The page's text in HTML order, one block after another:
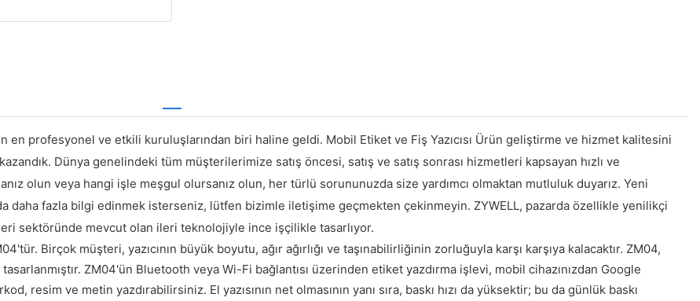
en profesyonel ve etkili kuruluşlarından biri haline geldi. Mobil Etiket ve Fiş Yazıcısı Ürün geliştirme ve hizmet kalitesini
Dünya genelindeki tüm müşterilerimize satış öncesi, satış ve satış sonrası hizmetleri kapsayan hızlı ve
olun veya hangi işle meşgul olursanız olun, her türlü sorununuzda size yardımcı olmaktan mutluluk duyarız. Yeni
daha fazla bilgi edinmek isterseniz, lütfen bizimle iletişime geçmekten çekinmeyin. ZYWELL, pazarda özellikle yenilikçi
sektöründe mevcut olan ileri teknolojiyle ince işçilikle tasarlıyor.
Birçok müşteri, yazıcının büyük boyutu, ağır ağırlığı ve taşınabilirliğinin zorluğuyla karşı karşıya kalacaktır. ZM04,
ZM04'ün Bluetooth veya Wi-Fi bağlantısı üzerinden etiket yazdırma işlevi, mobil cihazınızdan Google
resim ve metin yazdırabilirsiniz. El yazısının net olmasının yanı sıra, baskı hızı da yüksektir; bu da günlük baskı